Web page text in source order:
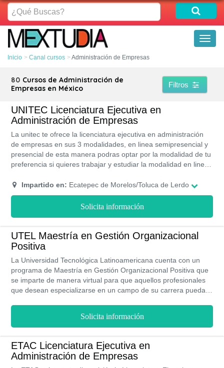
¿Qué
Buscas?
Inicio Canal cursos Administración de Empresas
80 Cursos de Administración de
Empresas en México
Filtros
UNITEC Licenciatura Ejecutiva en
Administración de Empresas
La unitec te ofrece la licenciatura ejecutiva en administración
de empresas en sus 3 modalidades, en linea semipresencial y
presencial de esta manera podras optar por la modalidad de tu
preferencia si quieres trabajar y estudiar la modalidad en linea
experiencia completa en la modalidad presencial contaras con
sus campus con maravillosas areas verdes, bibliotecas, areas
deportivas entre otras instalaciones para hacer de tu
experiencia la mas agradable, con una gran demanda esta
donde podrás destacar todos los conocimientos adquiridos en
la UNITEC.
Impartido en: Ecatepec de Morelos/Toluca de Lerdo
Solicita información
UTEL Maestría en Gestión Organizacional
Positiva
La Universidad Tecnológica Latinoamericana cuenta con un
programa de Maestría en Gestión Organizacional Positiva que
se imparte de manera virtual para que aquellos profesionales
que desean especializarse en un campo de su carrera puedan
a sus estudiante la posibilidad de estudiar a costos accesibles
gracias a su programa de becas y descuentos de hasta un 20%
sobre el costo de la colegiatura.
Solicita información
ETAC Licenciatura Ejecutiva en
Administración de Empresas